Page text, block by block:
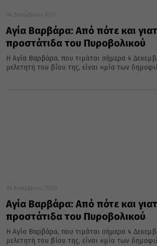
04 Δεκεμβρίου 2021
Αγία Βαρβάρα: Από πότε και
προστάτιδα του Πυροβολικού
H Αγία Βαρβάρα, που τιμάται σήμερα 4
μελετητή του βίου της, είναι «μία των
04 Δεκεμβρίου 2020
Αγία Βαρβάρα: Από πότε και
προστάτιδα του Πυροβολικού
H Αγία Βαρβάρα, που τιμάται σήμερα 4
μελετητή του βίου της, είναι «μία των